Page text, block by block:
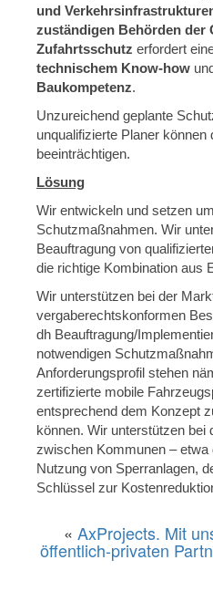
und
zuständigen Behörden der
Zufahrtsschutz erfordert
technischem Know-how
Baukompetenz.
Unzureichend geplante
unqualifizierte Planer
beeinträchtigen.
Lösung
Wir entwickeln und setzen
Schutzmaßnahmen. Wir
Beauftragung von
die richtige Kombination aus
Wir unterstützen bei der
vergaberechtskonformen
dh Beauftragung/
notwendigen
Anforderungsprofil stehen
zertifizierte mobile
entsprechend dem Konzept
können. Wir unterstützen bei
zwischen Kommunen –
Nutzung von Sperranlagen,
Schlüssel zur
« AxProjects. Mit
öffentlich-privaten